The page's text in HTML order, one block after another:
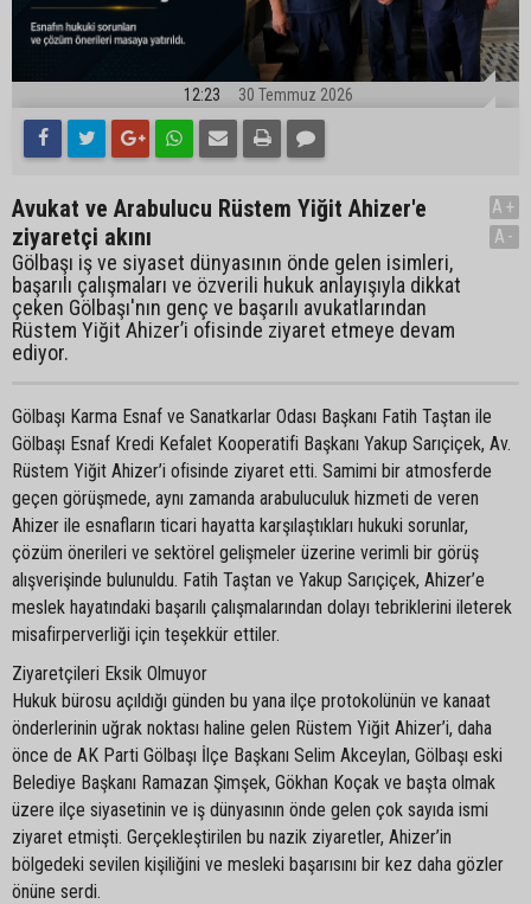
12:23 30 Temmuz 2026
Avukat ve Arabulucu Rüstem Yiğit Ahizer'e
ziyaretçi akını
Gölbaşı iş ve siyaset dünyasının önde gelen isimleri,
başarılı çalışmaları ve özverili hukuk anlayışıyla dikkat
çeken Gölbaşı'nın genç ve başarılı avukatlarından
Rüstem Yiğit Ahizer’i ofisinde ziyaret etmeye devam
ediyor.
A+
A-
Gölbaşı Karma Esnaf ve Sanatkarlar Odası Başkanı Fatih Taştan ile
Gölbaşı Esnaf Kredi Kefalet Kooperatifi Başkanı Yakup Sarıçiçek, Av.
Rüstem Yiğit Ahizer’i ofisinde ziyaret etti. Samimi bir atmosferde
geçen görüşmede, aynı zamanda arabuluculuk hizmeti de veren
Ahizer ile esnafların ticari hayatta karşılaştıkları hukuki sorunlar,
çözüm önerileri ve sektörel gelişmeler üzerine verimli bir görüş
alışverişinde bulunuldu. Fatih Taştan ve Yakup Sarıçiçek, Ahizer’e
meslek hayatındaki başarılı çalışmalarından dolayı tebriklerini ileterek
misafirperverliği için teşekkür ettiler.
Ziyaretçileri Eksik Olmuyor
Hukuk bürosu açıldığı günden bu yana ilçe protokolünün ve kanaat
önderlerinin uğrak noktası haline gelen Rüstem Yiğit Ahizer’i, daha
önce de AK Parti Gölbaşı İlçe Başkanı Selim Akceylan, Gölbaşı eski
Belediye Başkanı Ramazan Şimşek, Gökhan Koçak ve başta olmak
üzere ilçe siyasetinin ve iş dünyasının önde gelen çok sayıda ismi
ziyaret etmişti. Gerçekleştirilen bu nazik ziyaretler, Ahizer’in
bölgedeki sevilen kişiliğini ve mesleki başarısını bir kez daha gözler
önüne serdi.